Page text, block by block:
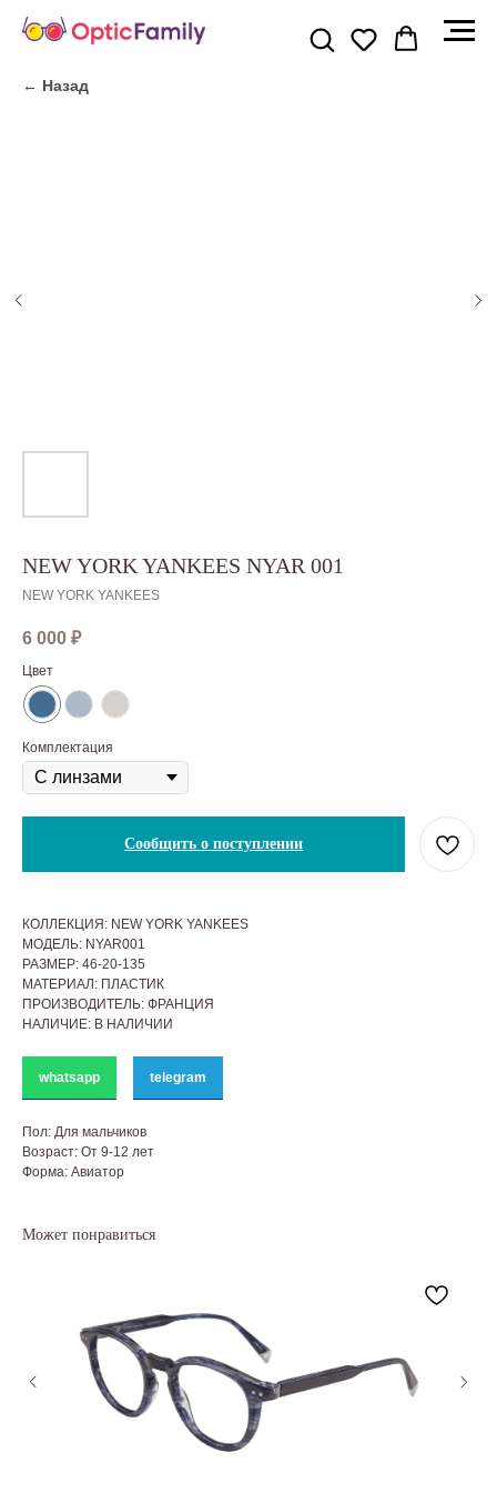
← Назад
NEW YORK YANKEES NYAR 001
NEW YORK YANKEES
6 000 ₽
Цвет
Комплектация
Сообщить о поступлении
КОЛЛЕКЦИЯ: NEW YORK YANKEES
МОДЕЛЬ: NYAR001
РАЗМЕР: 46-20-135
МАТЕРИАЛ: ПЛАСТИК
ПРОИЗВОДИТЕЛЬ: ФРАНЦИЯ
НАЛИЧИЕ: В НАЛИЧИИ
whatsapp telegram
Пол: Для мальчиков
Возраст: От 9-12 лет
Форма: Авиатор
Может понравиться